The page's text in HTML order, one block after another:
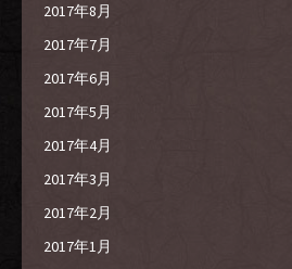
2017年8月
2017年7月
2017年6月
2017年5月
2017年4月
2017年3月
2017年2月
2017年1月